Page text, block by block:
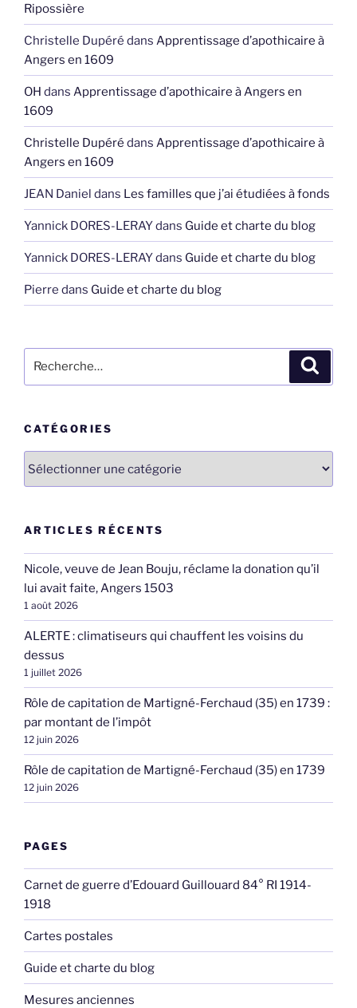
Ripossière
Christelle Dupéré dans Apprentissage d’apothicaire à
Angers en 1609
OH dans Apprentissage d’apothicaire à Angers en
1609
Christelle Dupéré dans Apprentissage d’apothicaire à
Angers en 1609
JEAN Daniel dans Les familles que j’ai étudiées à fonds
Yannick DORES-LERAYdans Guide et charte du blog
Yannick DORES-LERAYdans Guide et charte du blog
Pierre dans Guide et charte du blog
pour
CATÉGORIES
ARTICLES RÉCENTS
Nicole, veuve de Jean Bouju, réclame la donation qu’il
lui avait faite, Angers 1503
1 août 2026
ALERTE : climatiseurs qui chauffent les voisins du
dessus
1 juillet 2026
Rôle de capitation de Martigné-Ferchaud (35) en 1739 :
par montant de l’impôt
12 juin 2026
Rôle de capitation de Martigné-Ferchaud (35) en 1739
12 juin 2026
PAGES
Carnet de guerre d’Edouard Guillouard 84° RI 1914-
1918
Cartes postales
Guide et charte du blog
Mesures anciennes